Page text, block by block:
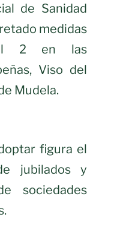
de Sanidad
medidas
2 en las
Viso del
Mudela.
figura el
jubilados y
sociedades